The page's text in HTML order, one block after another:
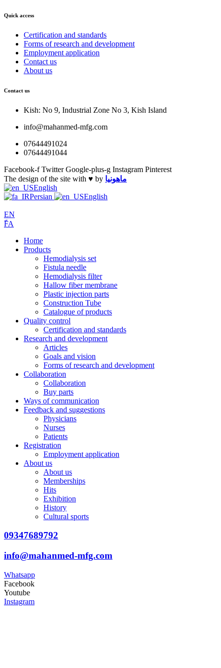
Quick access
Certification and standards
Forms of research and development
Employment application
Contact us
About us
Contact us
Kish: No 9, Industrial Zone No 3, Kish Island
info@mahanmed-mfg.com
07644491024
07644491044
Facebook-f Twitter Google-plus-g Instagram Pinterest
The design of the site with ♥️ by ماهونیا
English
Persian
English
EN
ّFA
Home
Products
Hemodialysis set
Fistula needle
Hemodialysis filter
Hallow fiber membrane
Plastic injection parts
Construction Tube
Catalogue of products
Quality control
Certification and standards
Research and development
Articles
Goals and vision
Forms of research and development
Collaboration
Collaboration
Buy parts
Ways of communication
Feedback and suggestions
Physicians
Nurses
Patients
Registration
Employment application
About us
About us
Memberships
Hits
Exhibition
History
Cultural sports
09347689792
info@mahanmed-mfg.com
Whatsapp
Facebook
Youtube
Instagram